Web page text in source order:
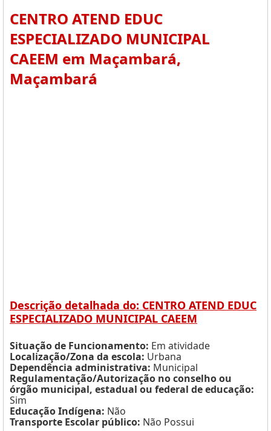
CENTRO ATEND EDUC
ESPECIALIZADO MUNICIPAL
CAEEM em Maçambará,
Maçambará
Descrição detalhada do: CENTRO ATEND EDUC
ESPECIALIZADO MUNICIPAL CAEEM
Situação de Funcionamento: Em atividade
Localização/Zona da escola: Urbana
Dependência administrativa: Municipal
Regulamentação/Autorização no conselho ou
órgão municipal, estadual ou federal de educação:
Sim
Educação Indígena: Não
Transporte Escolar público: Não Possui